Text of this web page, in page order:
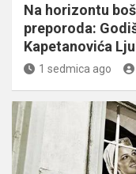
Na horizontu
preporoda:
Kapetanovića
1 sedmica ago